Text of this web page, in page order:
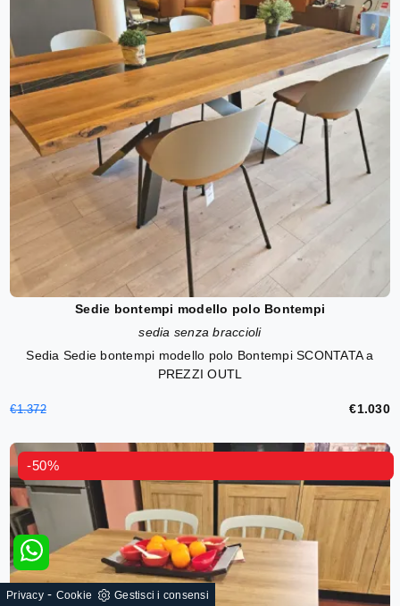
Sedie bontempi modello polo Bontempi
sedia senza braccioli
Sedia Sedie bontempi modello polo Bontempi SCONTATA a
PREZZI OUTL
€1.372 €1.030
-50%
Privacy- Cookie Gestisci i consensi